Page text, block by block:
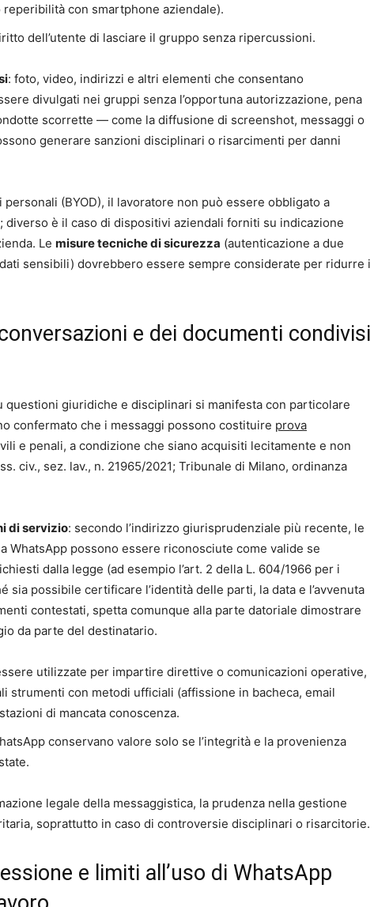
con smartphone aziendale).
dell’utente di lasciare il gruppo senza ripercussioni.
: foto, video, indirizzi e altri elementi che consentano
divulgati nei gruppi senza l’opportuna autorizzazione, pena
scorrette — come la diffusione di screenshot, messaggi o
generare sanzioni disciplinari o risarcimenti per danni
(BYOD), il lavoratore non può essere obbligato a
diverso è il caso di dispositivi aziendali forniti su indicazione
Le misure tecniche di sicurezza (autenticazione a due
sensibili) dovrebbero essere sempre considerate per ridurre i
e dei documenti condivisi
questioni giuridiche e disciplinari si manifesta con particolare
confermato che i messaggi possono costituire prova
e penali, a condizione che siano acquisiti lecitamente e non
civ., sez. lav., n. 21965/2021; Tribunale di Milano, ordinanza
di servizio: secondo l’indirizzo giurisprudenziale più recente, le
WhatsApp possono essere riconosciute come valide se
dalla legge (ad esempio l’art. 2 della L. 604/1966 per i
sia possibile certificare l’identità delle parti, la data e l’avvenuta
contestati, spetta comunque alla parte datoriale dimostrare
da parte del destinatario.
utilizzate per impartire direttive o comunicazioni operative,
strumenti con metodi ufficiali (affissione in bacheca, email
di mancata conoscenza.
conservano valore solo se l’integrità e la provenienza
legale della messaggistica, la prudenza nella gestione
soprattutto in caso di controversie disciplinari o risarcitorie.
e limiti all’uso di WhatsApp